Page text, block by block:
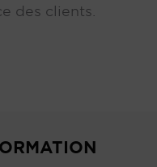
des clients.